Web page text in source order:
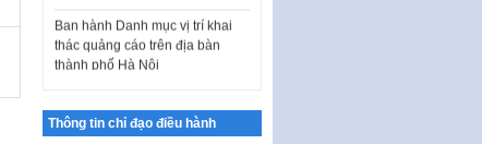
thác quảng cáo trên địa bàn
thành phố Hà Nội
tưởng của Đảng…
Thông tin chỉ đạo điều hành